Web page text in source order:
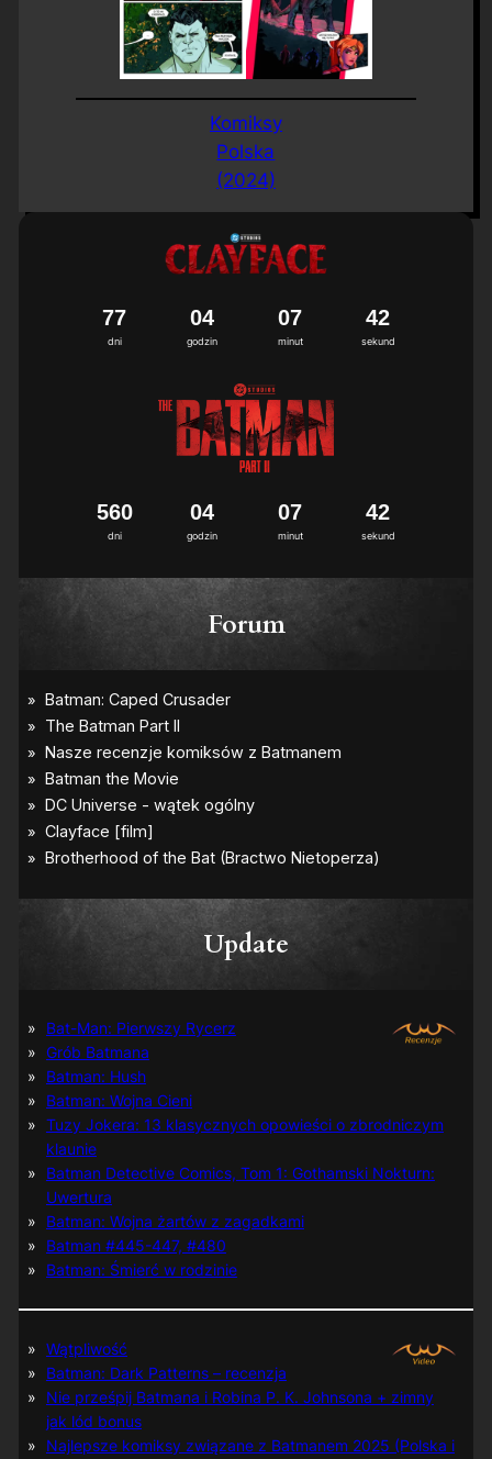
Komiksy
Polska
(2024)
dni
77
godzin
04
minut
07
sekund
42
dni
560
godzin
04
minut
07
sekund
42
Forum
Update
Bat-Man: Pierwszy Rycerz
Grób Batmana
Batman: Hush
Batman: Wojna Cieni
Tuzy Jokera: 13 klasycznych opowieści o zbrodniczym
klaunie
Batman Detective Comics, Tom 1: Gothamski Nokturn:
Uwertura
Batman: Wojna żartów z zagadkami
Batman #445-447, #480
Batman: Śmierć w rodzinie
Wątpliwość
Batman: Dark Patterns – recenzja
Nie prześpij Batmana i Robina P. K. Johnsona + zimny
jak lód bonus
Najlepsze komiksy związane z Batmanem 2025 (Polska i